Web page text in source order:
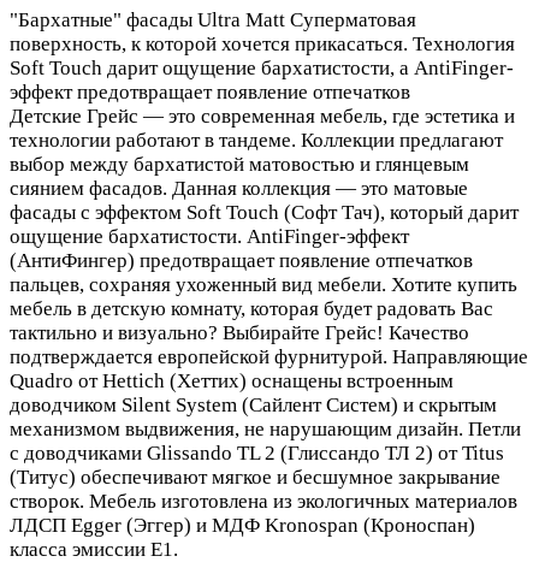
"Бархатные" фасады Ultra Matt Суперматовая
поверхность, к которой хочется прикасаться. Технология
Soft Touch дарит ощущение бархатистости, а AntiFinger-
эффект предотвращает появление отпечатков
Детские Грейс — это современная мебель, где эстетика и
технологии работают в тандеме. Коллекции предлагают
выбор между бархатистой матовостью и глянцевым
сиянием фасадов. Данная коллекция — это матовые
фасады с эффектом Soft Touch (Софт Тач), который дарит
ощущение бархатистости. AntiFinger-эффект
(АнтиФингер) предотвращает появление отпечатков
пальцев, сохраняя ухоженный вид мебели. Хотите купить
мебель в детскую комнату, которая будет радовать Вас
тактильно и визуально? Выбирайте Грейс! Качество
подтверждается европейской фурнитурой. Направляющие
Quadro от Hettich (Хеттих) оснащены встроенным
доводчиком Silent System (Сайлент Систем) и скрытым
механизмом выдвижения, не нарушающим дизайн. Петли
с доводчиками Glissando TL 2 (Глиссандо ТЛ 2) от Titus
(Титус) обеспечивают мягкое и бесшумное закрывание
створок. Мебель изготовлена из экологичных материалов
ЛДСП Egger (Эггер) и МДФ Kronospan (Кроноспан)
класса эмиссии Е1.